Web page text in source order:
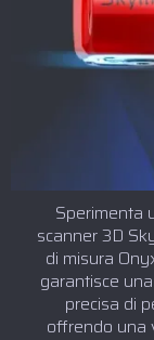
Sperimenta
scanner 3D
di misura
garantisce
precisa di
offrendo una